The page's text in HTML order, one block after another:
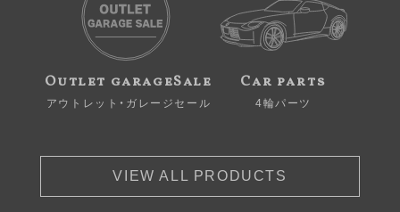
Outlet garageSale
アウトレット・ガレージセール
Car parts
4輪パーツ
VIEW ALL PRODUCTS